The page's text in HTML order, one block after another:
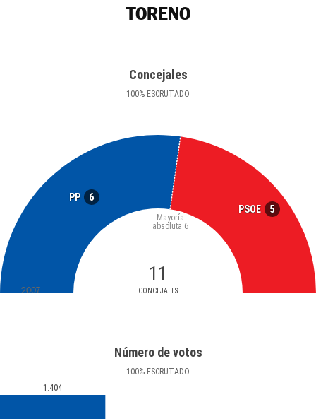
TORENO
Concejales
100% ESCRUTADO
PP 6
PSOE 5
11
CONCEJALES
Mayoría
absoluta 6
2007
Número de votos
100% ESCRUTADO
1.404